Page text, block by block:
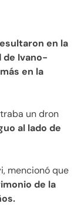
en la
de Ivano-
en la
un dron
al lado de
mencionó que
de la